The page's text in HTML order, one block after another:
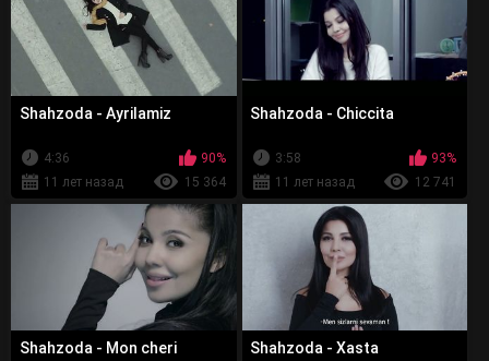
Shahzoda - Ayrilamiz
4:36
90%
11 лет назад
15 364
Shahzoda - Chiccita
3:58
93%
11 лет назад
12 741
Shahzoda - Mon cheri Shahzoda - Xasta